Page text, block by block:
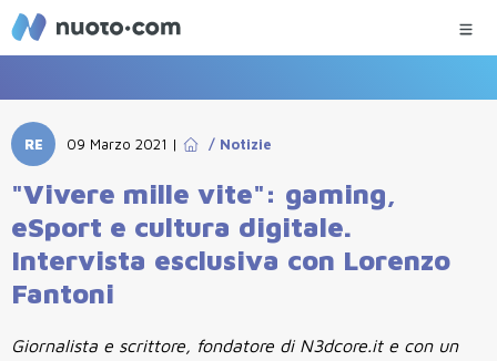
RE 09 Marzo 2021 | / Notizie
"Vivere mille vite": gaming,
eSport e cultura digitale.
Intervista esclusiva con Lorenzo
Fantoni
Giornalista e scrittore, fondatore di N3dcore.it e con un